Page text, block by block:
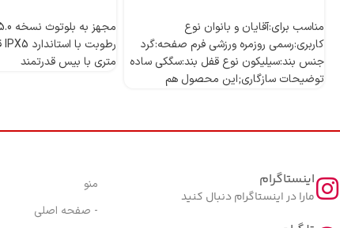
مناسب برای:آقایان و بانوان نوع
کاربری:رسمی روزمره ورزشی فرم صفحه:گرد
جنس بند:سیلیکون نوع قفل بند:سگکی ساده
توضیحات سازگاری;این محصول هم
متری با بیس قدرتمند
اینستاگرام
مارا در اینستاگرام دنبال کنید
منو
- صفحه اصلی